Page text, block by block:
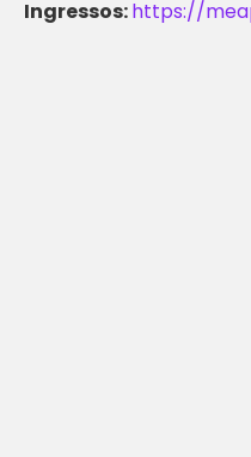
Ingressos:https://